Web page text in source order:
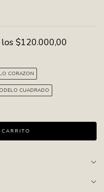
$120.000,00
CORAZON
CUADRADO